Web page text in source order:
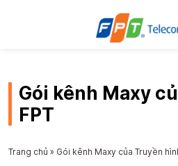
Gói kênh Maxy
FPT
Trang chủ » Gói kênh Maxy của Truyền